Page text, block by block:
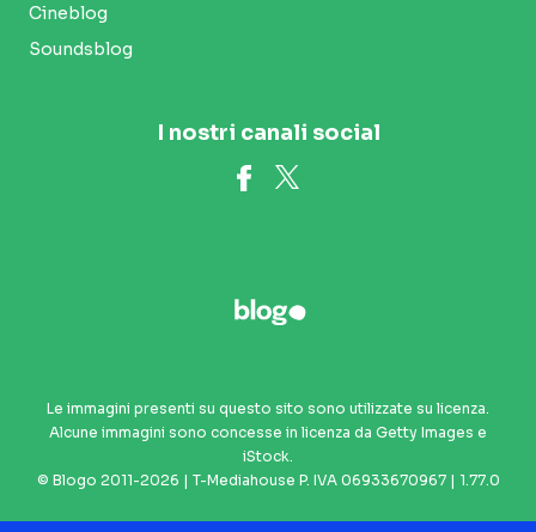
Cineblog
Soundsblog
I nostri canali social
Le immagini presenti su questo sito sono utilizzate su licenza.
Alcune immagini sono concesse in licenza da Getty Images e
iStock.
© Blogo 2011-2026 | T-Mediahouse P. IVA 06933670967 | 1.77.0